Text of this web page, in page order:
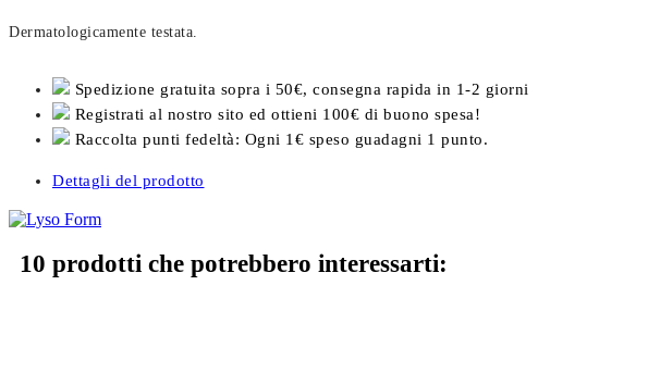
Dermatologicamente testata.
Spedizione gratuita sopra i 50€, consegna rapida in 1-2 giorni
Registrati al nostro sito ed ottieni 100€ di buono spesa!
Raccolta punti fedeltà: Ogni 1€ speso guadagni 1 punto.
Dettagli del prodotto
10 prodotti che potrebbero interessarti: